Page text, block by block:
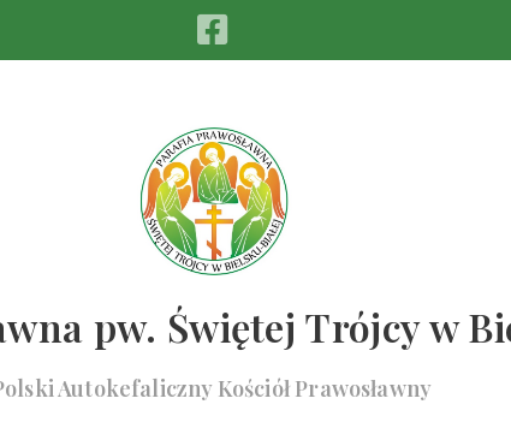
pw. Świętej Trójcy w
Autokefaliczny Kościół Prawosławny